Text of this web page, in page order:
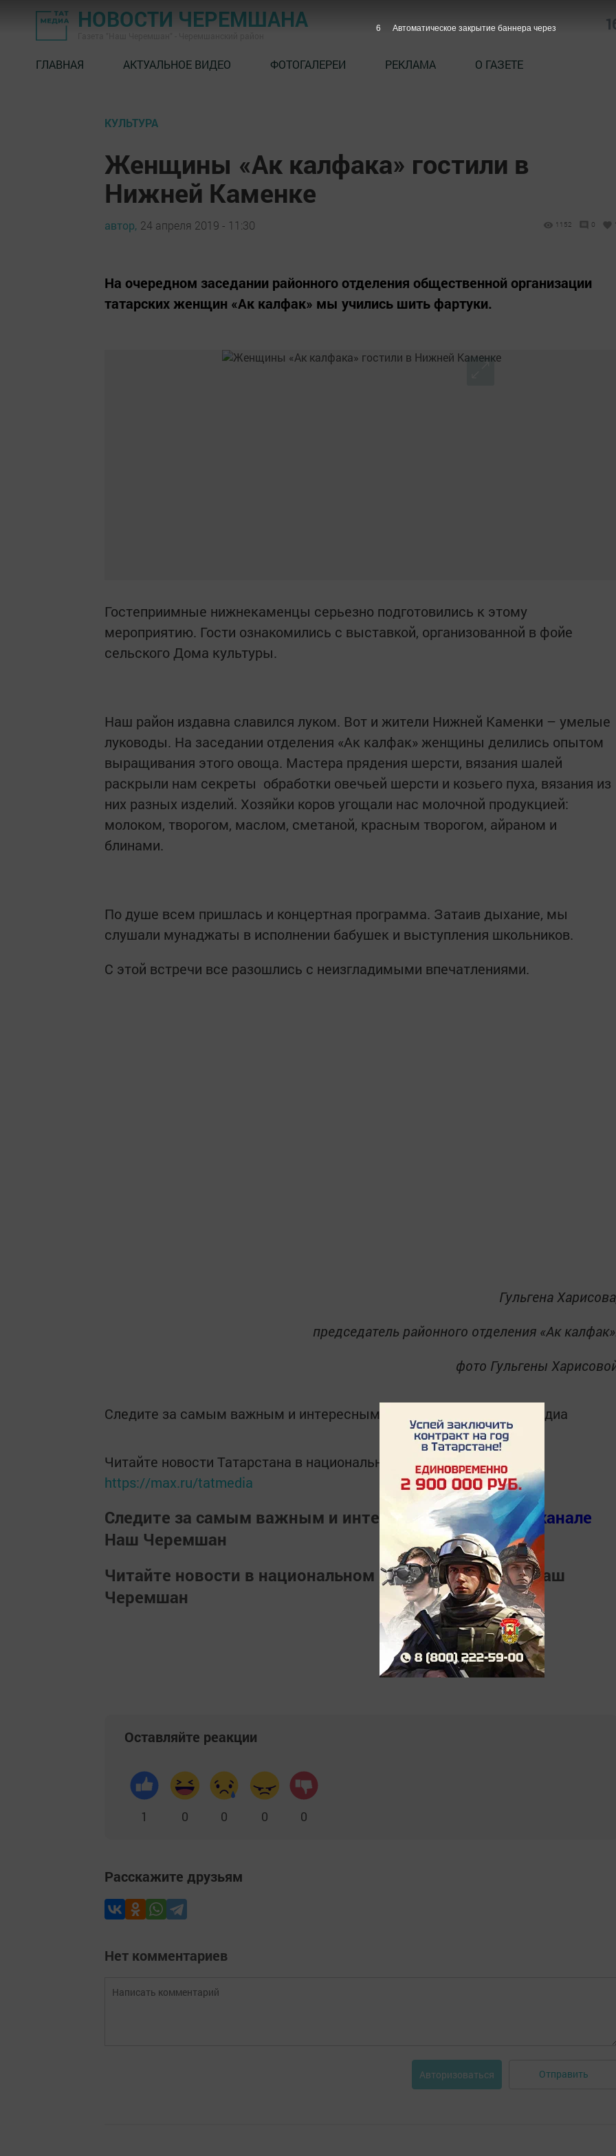
НОВОСТИ ЧЕРЕМШАНА
ГЛАВНАЯ АКТУАЛЬНОЕ ВИДЕО ФОТОГАЛЕРЕИ РЕКЛАМА О ГАЗЕТЕ
КУЛЬТУРА
Женщины «Ак калфака» гостили в
Нижней Каменке
автор, 24 апреля 2019 - 11:30 1152 0 1
На очередном заседании районного отделения общественной организации
татарских женщин «Ак калфак» мы учились шить фартуки.
Гостеприимные нижнекаменцы серьезно подготовились к этому
мероприятию. Гости ознакомились с выставкой, организованной в фойе
сельского Дома культуры.
Наш район издавна славился луком. Вот и жители Нижней Каменки – умелые
луководы. На заседании отделения «Ак калфак» женщины делились опытом
выращивания этого овоща. Мастера прядения шерсти, вязания шалей
раскрыли нам секреты обработки овечьей шерсти и козьего пуха, вязания из
них разных изделий. Хозяйки коров угощали нас молочной продукцией:
молоком, творогом, маслом, сметаной, красным творогом, айраном и
блинами.
По душе всем пришлась и концертная программа. Затаив дыхание, мы
слушали мунаджаты в исполнении бабушек и выступления школьников.
С этой встречи все разошлись с неизгладимыми впечатлениями.
Гульгена
председатель районного отделения «Ак
фото Гульгены
Следите за самым важным и интересным в Татмедиа
Читайте новости Татарстана в национальном мессенджере MАХ:
https://max.ru/tatmedia
Следите за самым важным и интересным вТелеграм канале
Наш Черемшан
Читайте новости в национальном мессенджереMАХНаш
Черемшан
Оставляйте реакции
1 0 0 0 0
Расскажите друзьям
Нет комментариев
Авторизоваться Отправить
5 Автоматическое закрытие баннера через